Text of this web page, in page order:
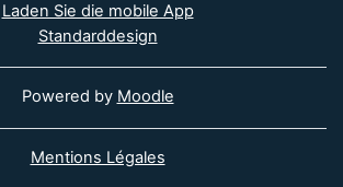
Laden Sie die mobile App
Standarddesign
Powered by Moodle
Mentions Légales